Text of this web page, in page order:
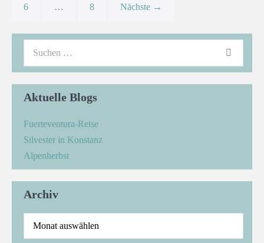
6 … 8 Nächste →
Aktuelle Blogs
Fuerteventura-Reise
Silvester in Konstanz
Alpenherbst
Archiv